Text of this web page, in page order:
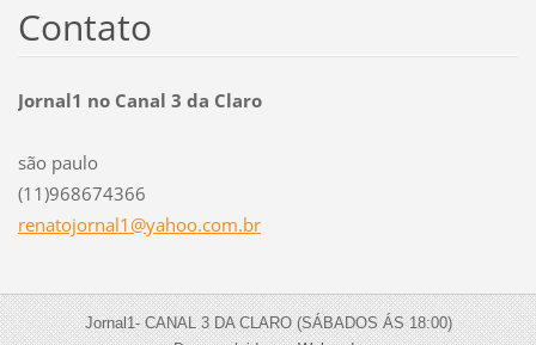
Contato
Jornal1 no Canal 3 da Claro
são paulo
(11)968674366
renatojornal1@yahoo.com.br
Jornal1- CANAL 3 DA CLARO (SÁBADOS ÁS 18:00)